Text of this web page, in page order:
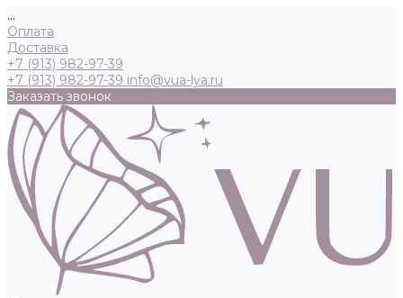
...
Оплата
Доставка
+7 (913) 982-97-39
+7 (913) 982-97-39 info@vua-lya.ru
Заказать звонок